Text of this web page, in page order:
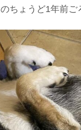
ちょうど1年前